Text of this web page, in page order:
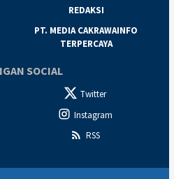
REDAKSI
PT. MEDIA CAKRAWAINFO
TERPERCAYA
SOCIAL
Twitter
Instagram
RSS